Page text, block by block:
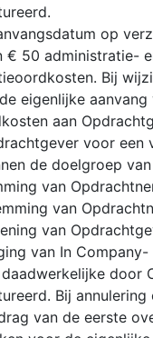
op
50 administratie-
Bij
eigenlijke
aan
voor
de doelgroep
van
van
van
van In
door
Bij
van de eerste